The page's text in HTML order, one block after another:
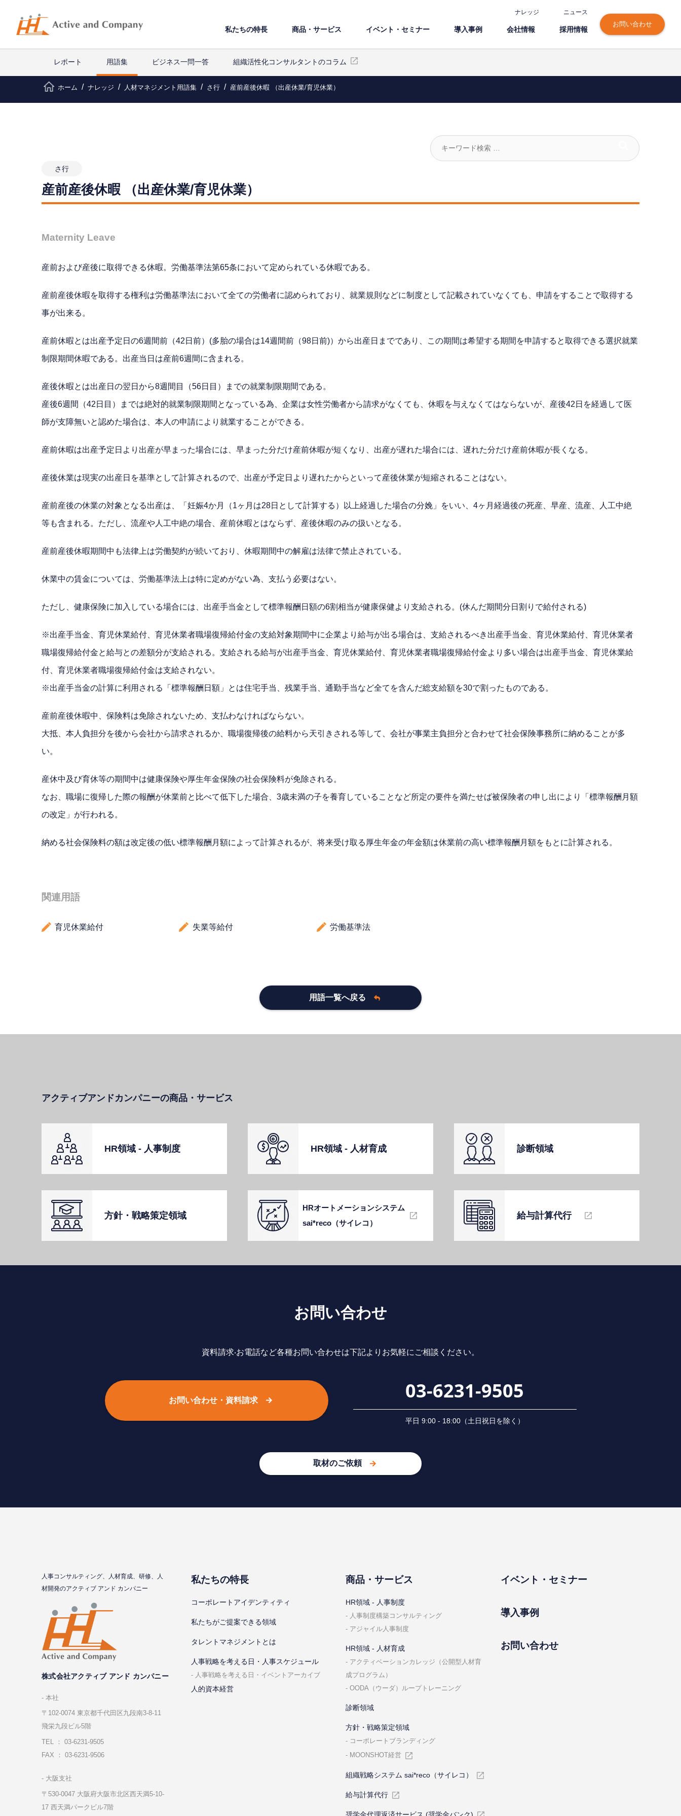
ナレッジ ニュース
私たちの特⻑ 商品・サービス イベント・セミナー 導⼊事例 会社情報 採⽤情報
お問い合わせ
レポート 用語集 ビジネス一問一答 組織活性化コンサルタントのコラム
ホーム ナレッジ 人材マネジメント用語集 さ行 産前産後休暇 （出産休業/育児休業）
さ行
産前産後休暇 （出産休業/育児休業）
Maternity Leave
産前および産後に取得できる休暇。労働基準法第65条において定められている休暇である。
産前産後休暇を取得する権利は労働基準法において全ての労働者に認められており、就業規則などに制度として記載されていなくても、申請をすることで取得する
事が出来る。
産前休暇とは出産予定日の6週間前（42日前）(多胎の場合は14週間前（98日前)）から出産日までであり、この期間は希望する期間を申請すると取得できる選択就業
制限期間休暇である。出産当日は産前6週間に含まれる。
産後休暇とは出産日の翌日から8週間目（56日目）までの就業制限期間である。
産後6週間（42日目）までは絶対的就業制限期間となっている為、企業は女性労働者から請求がなくても、休暇を与えなくてはならないが、産後42日を経過して医
師が支障無いと認めた場合は、本人の申請により就業することができる。
産前休暇は出産予定日より出産が早まった場合には、早まった分だけ産前休暇が短くなり、出産が遅れた場合には、遅れた分だけ産前休暇が長くなる。
産後休業は現実の出産日を基準として計算されるので、出産が予定日より遅れたからといって産後休業が短縮されることはない。
産前産後の休業の対象となる出産は、「妊娠4か月（1ヶ月は28日として計算する）以上経過した場合の分娩」をいい、4ヶ月経過後の死産、早産、流産、人工中絶
等も含まれる。ただし、流産や人工中絶の場合、産前休暇とはならず、産後休暇のみの扱いとなる。
産前産後休暇期間中も法律上は労働契約が続いており、休暇期間中の解雇は法律で禁止されている。
休業中の賃金については、労働基準法上は特に定めがない為、支払う必要はない。
ただし、健康保険に加入している場合には、出産手当金として標準報酬日額の6割相当が健康保健より支給される。(休んだ期間分日割りで給付される)
※出産手当金、育児休業給付、育児休業者職場復帰給付金の支給対象期間中に企業より給与が出る場合は、支給されるべき出産手当金、育児休業給付、育児休業者
職場復帰給付金と給与との差額分が支給される。支給される給与が出産手当金、育児休業給付、育児休業者職場復帰給付金より多い場合は出産手当金、育児休業給
付、育児休業者職場復帰給付金は支給されない。
※出産手当金の計算に利用される「標準報酬日額」とは住宅手当、残業手当、通勤手当など全てを含んだ総支給額を30で割ったものである。
産前産後休暇中、保険料は免除されないため、支払わなければならない。
大抵、本人負担分を後から会社から請求されるか、職場復帰後の給料から天引きされる等して、会社が事業主負担分と合わせて社会保険事務所に納めることが多
い。
産休中及び育休等の期間中は健康保険や厚生年金保険の社会保険料が免除される。
なお、職場に復帰した際の報酬が休業前と比べて低下した場合、3歳未満の子を養育していることなど所定の要件を満たせば被保険者の申し出により「標準報酬月額
の改定」が行われる。
納める社会保険料の額は改定後の低い標準報酬月額によって計算されるが、将来受け取る厚生年金の年金額は休業前の高い標準報酬月額をもとに計算される。
関連用語
育児休業給付 失業等給付 労働基準法
用語一覧へ戻る
アクティブアンドカンパニーの商品・サービス
HR領域 - ⼈事制度 HR領域 - ⼈材育成 診断領域
⽅針・戦略策定領域
HRオートメーションシステム
sai*reco（サイレコ）
給与計算代⾏
お問い合わせ
資料請求‧お電話など各種お問い合わせは下記よりお気軽にご相談ください。
お問い合わせ・資料請求 03-6231-9505
平⽇ 9:00 - 18:00（⼟⽇祝⽇を除く）
取材のご依頼
⼈事コンサルティング、⼈材育成、研修、⼈
材開発のアクティブ アンド カンパニー
株式会社アクティブ アンド カンパニー
本社
〒102-0074 東京都千代⽥区九段南3-8-11
飛栄九段ビル5階
TEL ： 03-6231-9505
FAX ： 03-6231-9506
⼤阪⽀社
〒530-0047 ⼤阪府⼤阪市北区⻄天満5-10-
17 ⻄天満パークビル7階
私たちの特⻑
コーポレートアイデンティティ
私たちがご提案できる領域
タレントマネジメントとは
⼈事戦略を考える⽇・⼈事スケジュール
⼈事戦略を考える⽇・イベントアーカイブ
人的資本経営
商品・サービス
HR領域 - ⼈事制度
⼈事制度構築コンサルティング
アジャイル⼈事制度
HR領域 - ⼈材育成
アクティベーションカレッジ（公開型⼈材育
成プログラム）
OODA（ウーダ）ループトレーニング
診断領域
⽅針・戦略策定領域
コーポレートブランディング
MOONSHOT経営
組織戦略システム sai*reco（サイレコ）
給与計算代⾏
イベント・セミナー
導⼊事例
お問い合わせ